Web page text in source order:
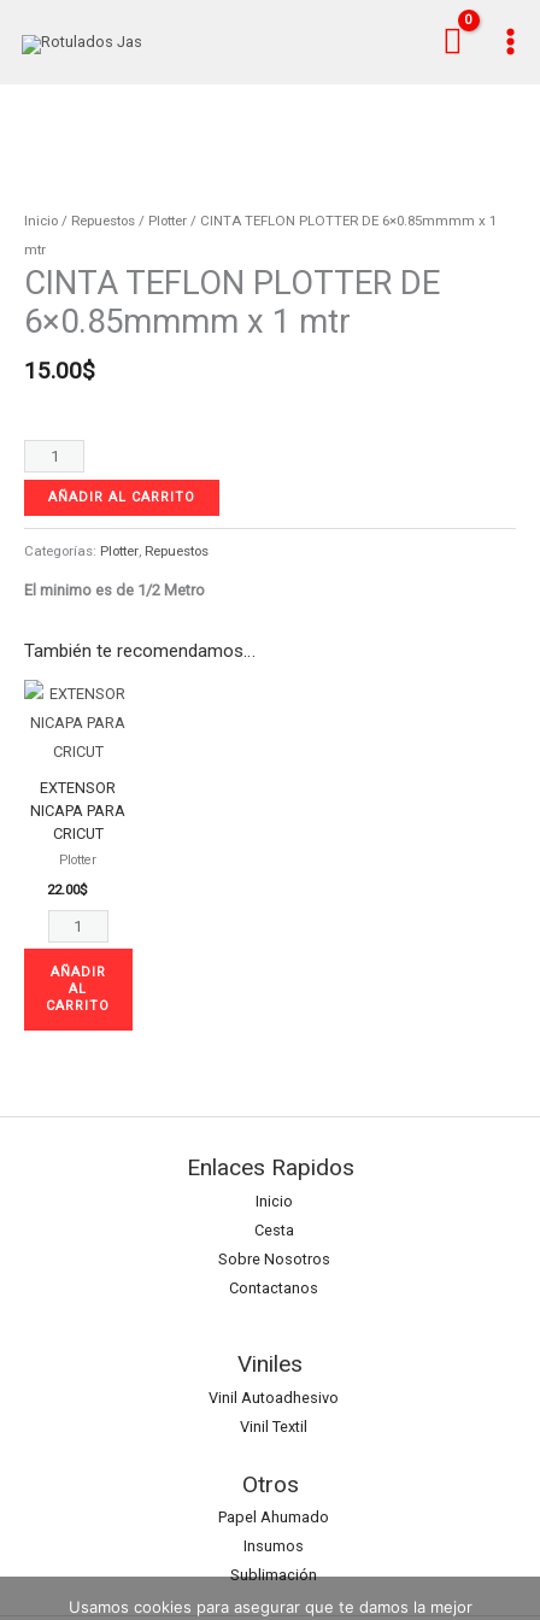
Inicio / Repuestos / Plotter / CINTA TEFLON PLOTTER DE 6×0.85mmmm x 1
mtr
CINTA TEFLON PLOTTER DE
6×0.85mmmm x 1 mtr
15.00$
PLOTTER
DE
6x0.85mmmm
1
mtr
AÑADIR AL CARRITO
Categorías: Plotter, Repuestos
El minimo es de 1/2 Metro
También te recomendamos…
EXTENSOR
NICAPA PARA
CRICUT
Plotter
22.00$
EXTENSOR
NICAPA
PARA
CRICUT
cantidad
AÑADIR
AL
CARRITO
Enlaces Rapidos
Inicio
Cesta
Sobre Nosotros
Contactanos
Viniles
Vinil Autoadhesivo
Vinil Textil
Otros
Papel Ahumado
Insumos
Sublimación
Usamos cookies para asegurar que te damos la mejor